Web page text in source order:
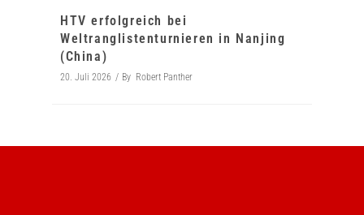
HTV erfolgreich bei
Weltranglistenturnieren in Nanjing
(China)
20. Juli 2026 By Robert Panther